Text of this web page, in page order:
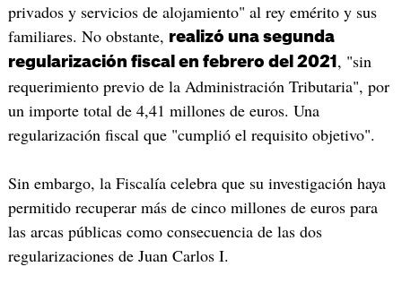
privados y servicios de alojamiento" al rey emérito y sus
familiares. No obstante, realizó una segunda
regularización fiscal en febrero del 2021 , "sin
requerimiento previo de la Administración Tributaria", por
un importe total de 4,41 millones de euros. Una
regularización fiscal que "cumplió el requisito objetivo".
Sin embargo, la Fiscalía celebra que su investigación haya
permitido recuperar más de cinco millones de euros para
las arcas públicas como consecuencia de las dos
regularizaciones de Juan Carlos I.